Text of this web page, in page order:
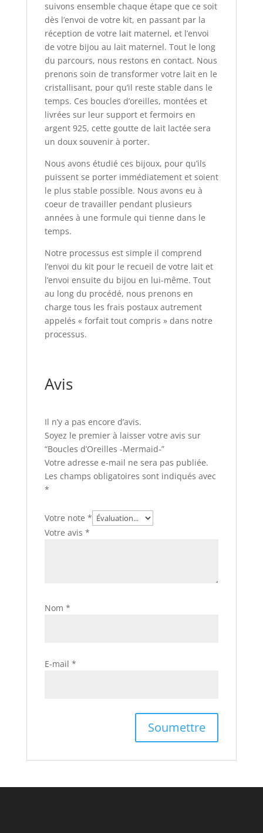
suivons ensemble chaque étape que ce soit
dès l’envoi de votre kit, en passant par la
réception de votre lait maternel, et l’envoi
de votre bijou au lait maternel. Tout le long
du parcours, nous restons en contact. Nous
prenons soin de transformer votre lait en le
cristallisant, pour qu’il reste stable dans le
temps. Ces boucles d’oreilles, montées et
livrées sur leur support et fermoirs en
argent 925, cette goutte de lait lactée sera
un doux souvenir à porter.
Nous avons étudié ces bijoux, pour qu’ils
puissent se porter immédiatement et soient
le plus stable possible. Nous avons eu à
coeur de travailler pendant plusieurs
années à une formule qui tienne dans le
temps.
Notre processus est simple il comprend
l’envoi du kit pour le recueil de votre lait et
l’envoi ensuite du bijou en lui-même. Tout
au long du procédé, nous prenons en
charge tous les frais postaux autrement
appelés « forfait tout compris » dans notre
processus.
Avis
Il n’y a pas encore d’avis.
Soyez le premier à laisser votre avis sur
“Boucles d’Oreilles -Mermaid-”
Votre adresse e-mail ne sera pas publiée.
Les champs obligatoires sont indiqués avec
*
Votre note *
Votre avis *
Nom *
E-mail *